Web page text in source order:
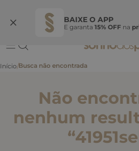
BAIXE O APP
E garanta 15% OFF na
BEMVINDASONHO
Não
nenhum
“